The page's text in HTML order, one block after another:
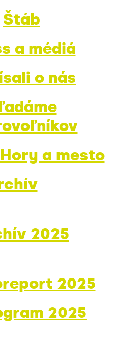
Štáb
a médiá
o nás
a mesto
2025
2025
2025